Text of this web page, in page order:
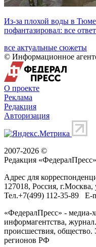
Из-за плохой воды в
пофантазировал: все
все актуальные сюжеты
© Информационное
О проекте
Реклама
Редакция
Авторизация
2007-2026 ©
Редакция «ФедералПресс»
Адрес для
127018, Россия, г.Москва,
Тел.+7(499) 112-35-89 E-
«ФедералПресс» - медиа-
информагентства,
происшествия, общество.
регионов РФ